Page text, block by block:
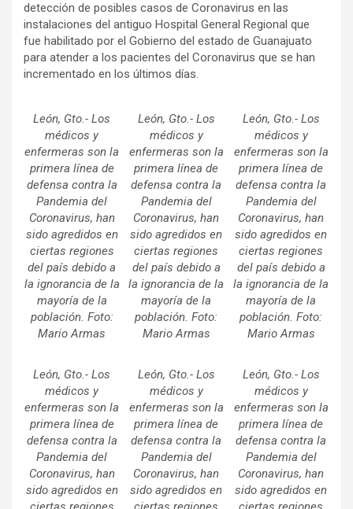
detección de posibles casos de Coronavirus en las
instalaciones del antiguo Hospital General Regional que
fue habilitado por el Gobierno del estado de Guanajuato
para atender a los pacientes del Coronavirus que se han
incrementado en los últimos días.
León, Gto.- Los
médicos y
enfermeras son la
primera línea de
defensa contra la
Pandemia del
Coronavirus, han
sido agredidos en
ciertas regiones
del país debido a
la ignorancia de la
mayoría de la
población. Foto:
Mario Armas
León, Gto.- Los
médicos y
enfermeras son la
primera línea de
defensa contra la
Pandemia del
Coronavirus, han
sido agredidos en
ciertas regiones
del país debido a
la ignorancia de la
mayoría de la
población. Foto:
Mario Armas
León, Gto.- Los
médicos y
enfermeras son la
primera línea de
defensa contra la
Pandemia del
Coronavirus, han
sido agredidos en
ciertas regiones
del país debido a
la ignorancia de la
mayoría de la
población. Foto:
Mario Armas
León, Gto.- Los
médicos y
enfermeras son la
primera línea de
defensa contra la
Pandemia del
Coronavirus, han
sido agredidos en
León, Gto.- Los
médicos y
enfermeras son la
primera línea de
defensa contra la
Pandemia del
Coronavirus, han
sido agredidos en
León, Gto.- Los
médicos y
enfermeras son la
primera línea de
defensa contra la
Pandemia del
Coronavirus, han
sido agredidos en